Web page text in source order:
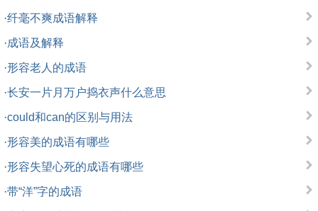
·纤毫不爽成语解释
·成语及解释
·形容老人的成语
·长安一片月万户捣衣声什么意思
·could和can的区别与用法
·形容美的成语有哪些
·形容失望心死的成语有哪些
·带“洋”字的成语